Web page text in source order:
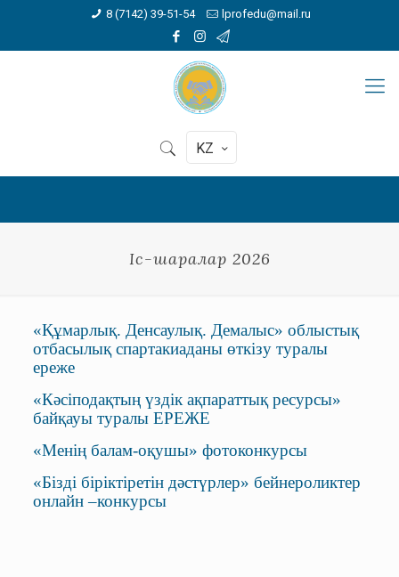
8 (7142) 39-51-54 lprofedu@mail.ru
KZ
Іс-шаралар 2026
«Құмарлық. Денсаулық. Демалыс» облыстық
отбасылық спартакиаданы өткізу туралы
ереже
«Кәсіподақтың үздік ақпараттық ресурсы»
байқауы туралы ЕРЕЖЕ
«Менің балам-оқушы» фотоконкурсы
«Бізді біріктіретін дәстүрлер» бейнероликтер
онлайн –конкурсы